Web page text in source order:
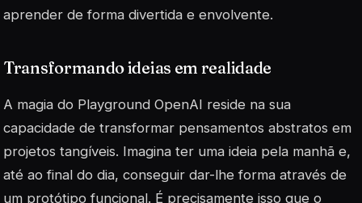
aprender de forma divertida e envolvente.
Transformando ideias em realidade
A magia do Playground OpenAI reside na sua
capacidade de transformar pensamentos abstratos em
projetos tangíveis. Imagina ter uma ideia pela manhã e,
até ao final do dia, conseguir dar-lhe forma através de
um protótipo funcional. É precisamente isso que o